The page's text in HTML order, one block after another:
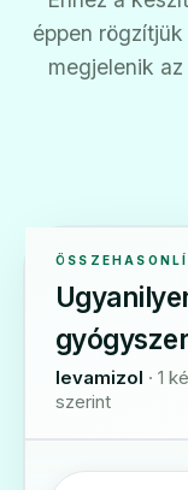
éppen
megjelenik
levamizol · 1
szerint